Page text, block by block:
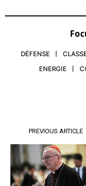
DÉFENSE
ENERGIE
PREVIOUS ARTICLE